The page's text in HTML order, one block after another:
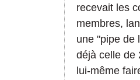
recevait les
membres,
une "pipe de
déjà celle de
lui-même